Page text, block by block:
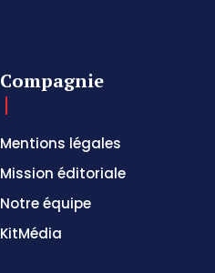
Compagnie
Mentions légales
Mission éditoriale
Notre équipe
KitMédia